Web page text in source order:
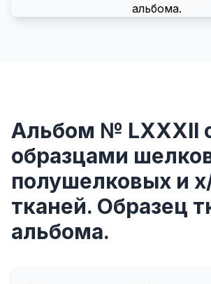
Альбом № LXXXII
образцами
полушелковых и
тканей. Образец
альбома.